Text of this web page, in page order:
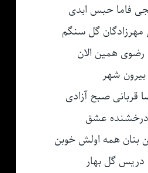
فاما حبس ابدی
گل سنگم
همین الان
قربانی صبح آزادی
درخشنده عشق
بنان همه اولش خوبن
گل بهار